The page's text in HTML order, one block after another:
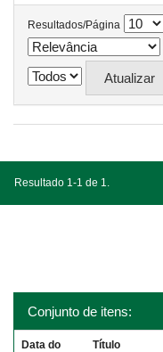
Resultados/Página
Resultado 1-1 de 1.
Conjunto de itens:
Data do
Título